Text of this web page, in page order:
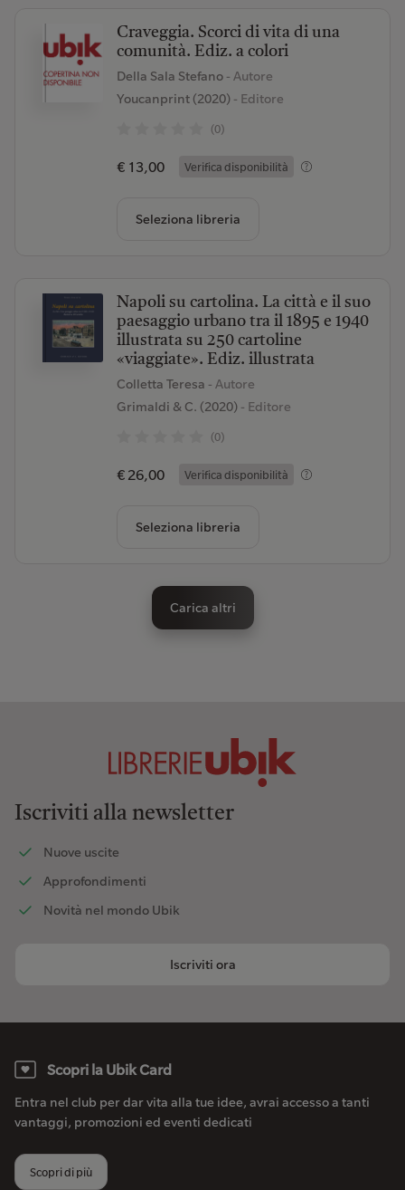
Craveggia. Scorci di vita di una
comunità. Ediz. a colori
Della Sala Stefano - Autore
Youcanprint (2020)- Editore
(0)
€ 13,00 Verifica disponibilità
Seleziona libreria
Napoli su cartolina. La città e il suo
paesaggio urbano tra il 1895 e 1940
illustrata su 250 cartoline
«viaggiate». Ediz. illustrata
Colletta Teresa - Autore
Grimaldi & C. (2020)- Editore
(0)
€ 26,00 Verifica disponibilità
Seleziona libreria
Carica altri
Iscriviti alla newsletter
Nuove uscite
Approfondimenti
Novità nel mondo Ubik
Iscriviti ora
Scopri la Ubik Card
Entra nel club per dar vita alla tue idee, avrai accesso a tanti
vantaggi, promozioni ed eventi dedicati
Scopri di più